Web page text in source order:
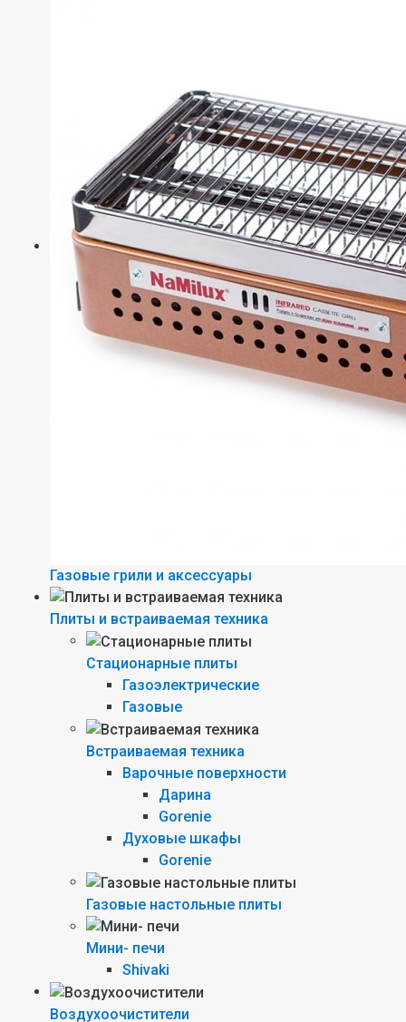
Газовые грили и аксессуары
Плиты и встраиваемая техника
Стационарные плиты
Газоэлектрические
Газовые
Встраиваемая техника
Варочные поверхности
Дарина
Gorenie
Духовые шкафы
Gorenie
Газовые настольные плиты
Мини- печи
Shivaki
Воздухоочистители